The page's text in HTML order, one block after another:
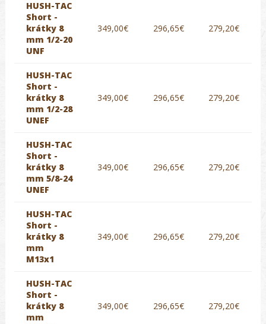
HUSH-TAC
Short -
krátky 8
mm 1/2-20
UNF
349,00€ 296,65€ 279,20€
HUSH-TAC
Short -
krátky 8
mm 1/2-28
UNEF
349,00€ 296,65€ 279,20€
HUSH-TAC
Short -
krátky 8
mm 5/8-24
UNEF
349,00€ 296,65€ 279,20€
HUSH-TAC
Short -
krátky 8
mm
M13x1
349,00€ 296,65€ 279,20€
HUSH-TAC
Short -
krátky 8
mm
349,00€ 296,65€ 279,20€